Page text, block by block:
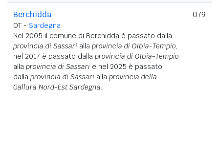
Berchidda
OT - Sardegna
Nel 2005 il comune di Berchidda è passato dalla
provincia di Sassari alla provincia di Olbia-Tempio,
nel 2017 è passato dalla provincia di Olbia-Tempio
alla provincia di Sassari e nel 2025 è passato
dalla provincia di Sassari alla provincia della
Gallura Nord-Est Sardegna.
079